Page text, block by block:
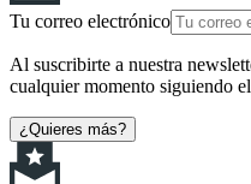
Tu correo electrónico
Al suscribirte a nuestra
cualquier momento siguiendo
¿Quieres más?